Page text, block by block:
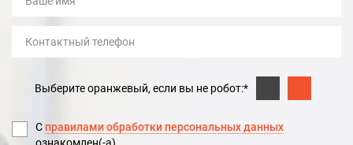
Выберите оранжевый, если вы не робот:*
С правилами обработки персональных данных
ознакомлен(-а)